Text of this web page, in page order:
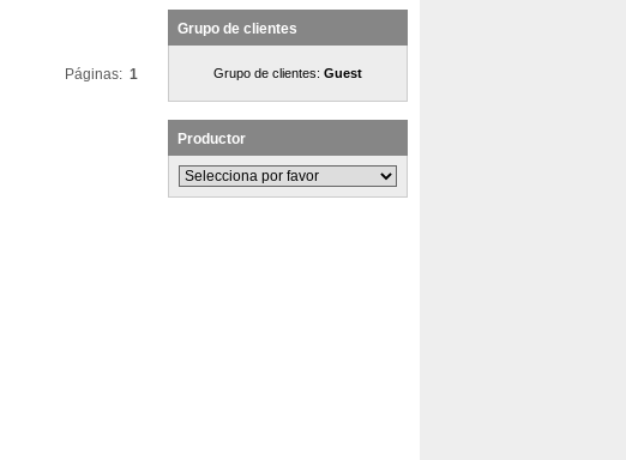
Páginas: 1
Grupo de clientes
Grupo de clientes: Guest
Productor